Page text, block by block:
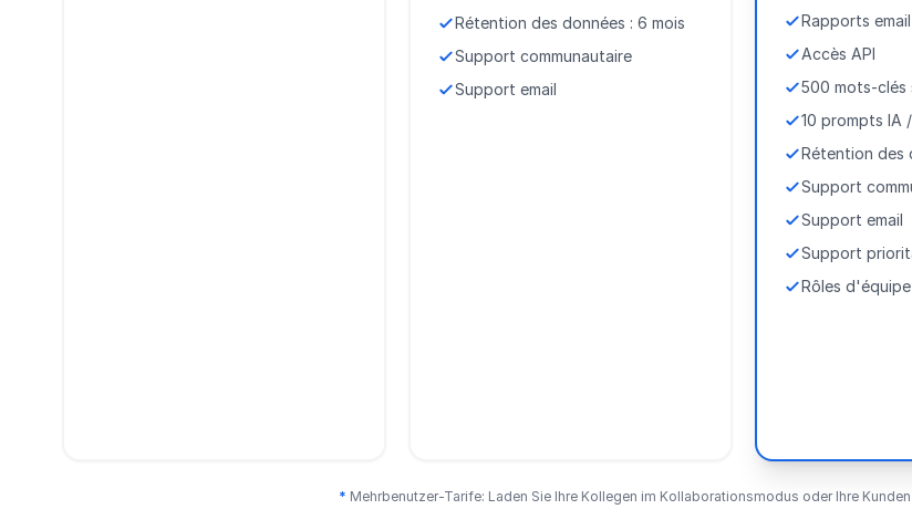
Rétention des données : 6 mois
Support communautaire
Support email
Rapports
Accès API
500 mots-clés
10 prompts IA
Rétention des
Support
Support email
Support
Rôles d'équipe
* Mehrbenutzer-Tarife: Laden Sie Ihre Kollegen im Kollaborationsmodus oder Ihre